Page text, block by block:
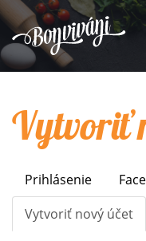
Vytvoriť
Primary
tabs
Prihlásenie
Vytvoriť nový účet